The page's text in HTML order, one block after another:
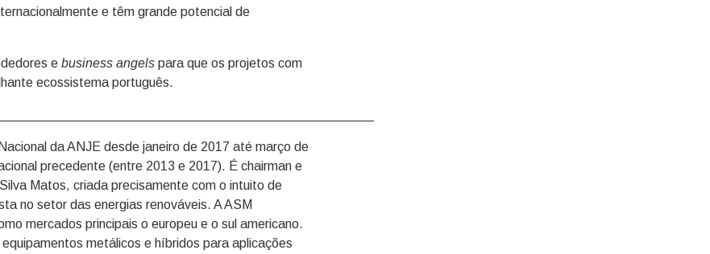
e têm grande potencial de
e business angels para que os projetos com
ecossistema português.
da ANJE desde janeiro de 2017 até março de
precedente (entre 2013 e 2017). É chairman e
Matos, criada precisamente com o intuito de
no setor das energias renováveis. A ASM
mercados principais o europeu e o sul americano.
metálicos e híbridos para aplicações